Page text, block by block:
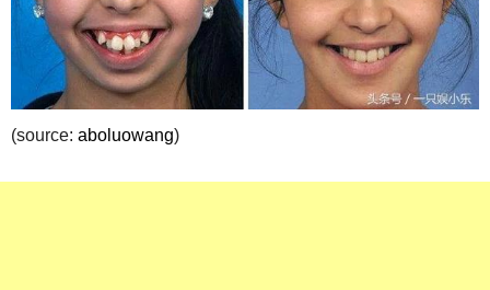
(source: aboluowang)